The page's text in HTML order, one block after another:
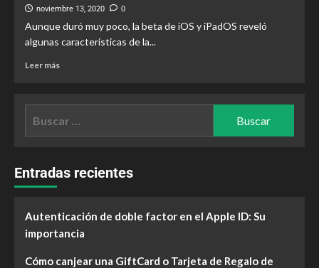
noviembre 13, 2020 0
Aunque duró muy poco, la beta de iOS y iPadOS reveló
algunas características de la...
Leer más
Entradas recientes
Autenticación de doble factor en el Apple ID: Su
importancia
Cómo canjear una GiftCard o Tarjeta de Regalo de